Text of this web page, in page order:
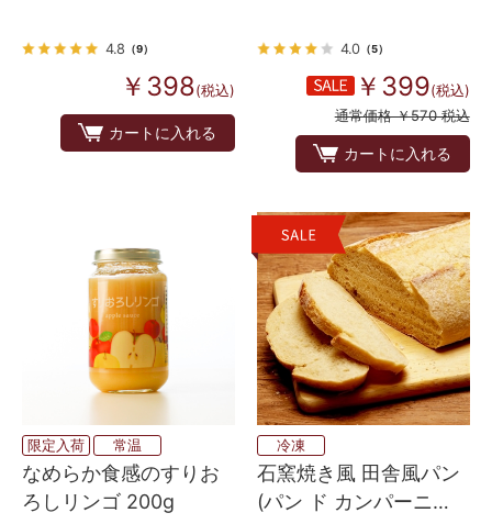
4.8 （9）
￥398(税込)
カートに入れる
4.0（5）
￥399(税込)
通常価格 ￥570 税込
カートに入れる
限定入荷 常温
なめらか食感のすりお
ろしリンゴ 200g
冷凍
石窯焼き風 田舎風パン
(パン ド カンパーニ